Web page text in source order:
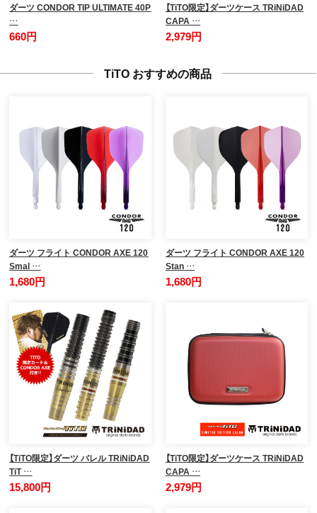
ダーツ CONDOR TIP ULTIMATE 40P
…
660円
【TiTO限定】ダーツケース TRiNiDAD
CAPA …
2,979円
TiTO おすすめの商品
ダーツ フライト CONDOR AXE 120
Smal …
1,680円
ダーツ フライト CONDOR AXE 120
Stan …
1,680円
【TiTO限定】ダーツ バレル TRiNiDAD
TiT …
15,800円
【TiTO限定】ダーツケース TRiNiDAD
CAPA …
2,979円